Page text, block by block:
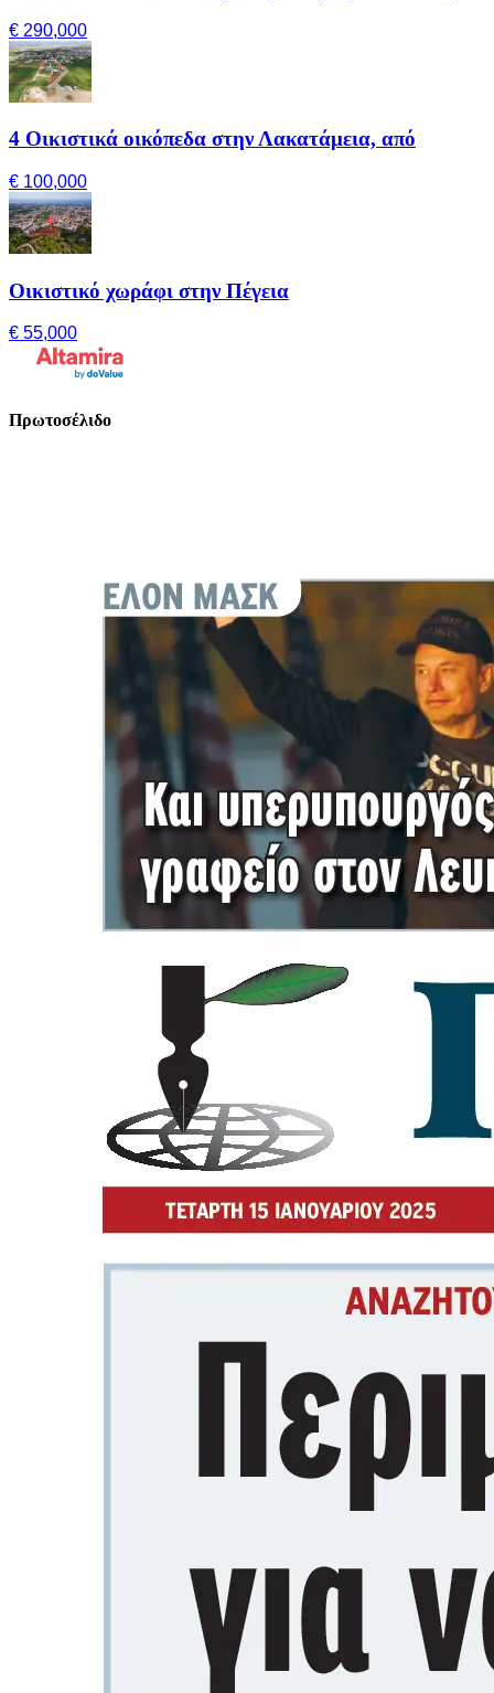
€ 290,000
4 Οικιστικά οικόπεδα στην Λακατάμεια, από
€ 100,000
Οικιστικό χωράφι στην Πέγεια
€ 55,000
Πρωτοσέλιδο